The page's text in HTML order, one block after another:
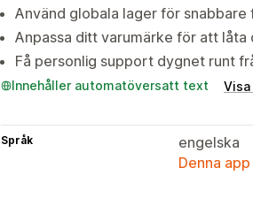
Använd globala lager för
Anpassa ditt varumärke för att låta
Få personlig support dygnet runt
Innehåller automatöversatt text
Språk
engelska
Denna